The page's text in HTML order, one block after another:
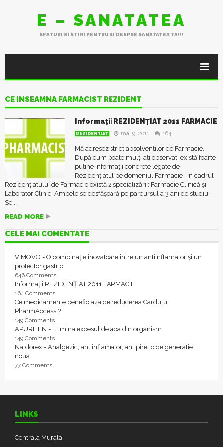
E – SANATATEA
SFATURI SI STIRI PENTRU SI DESPRE SANATATEA TA!!!
CE INSEAMNA FARMACIST REZIDENT
Informații REZIDENȚIAT 2011 FARMACIE
REZIDENTIAT mai 9, 2011 164
Mă adresez strict absolvenților de Farmacie.
După cum poate mulți ați observat, există foarte
puține informații concrete legate de
Rezidențiatul pe domeniul Farmacie . In cadrul
Rezidențiatului de Farmacie există 2 specializări : Farmacie Clinică și
Laborator Clinic. Ambele se desfășoară pe parcursul a 3 ani de studiu.
Se...
READ MORE
CELE MAI COMENTATE
VIMOVO - O combinație inovatoare între un antiinflamator și un
protector gastric
646 Comments
Informații REZIDENȚIAT 2011 FARMACIE
164 Comments
Ce medicamente beneficiaza de reducerea Cardului
PharmAccess ?
149 Comments
APURETIN - Elimina excesul de apa din organism
149 Comments
Naldorex - Analgezic, antiinflamator, antipiretic de generatie
noua
77 Comments
LINKS
Centrala Murala